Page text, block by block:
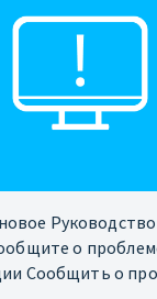
о
Сообщить о